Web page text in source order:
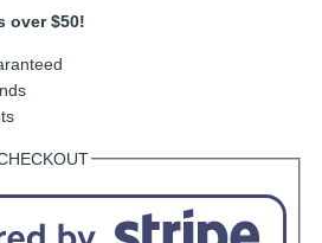
over $50!